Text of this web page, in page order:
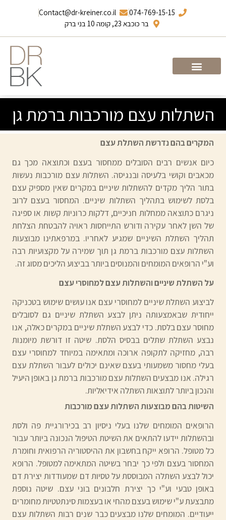
074-769-15-15
Contact@dr-kreiner.co.il
בר כוכבא 23, קומה 10 בני ברק
השתלות עצם מורכבות ברמת גן
המקרים בהם נדרשת השתלת עצם
כיום אנשים רבים הסובלים ממחסור בעצם וכתוצאה מכך גם
מכאבים וקושי בלעיסה ובנגיסה. השתלות עצם מורכבות נעשות
בתור הליך מקדים להשתלות שיניים במקרים שאין מספיק עצם
בלסת לשימוש בתהליך השתלות שיניים. המחסור בעצם לרוב
ניגרם כתוצאה ממחלות חניכיים, דלקות כרוניות קשות או ספיגה
של השן לאחר עקירה ודורש התייחסות ראויה להבטחת הצלחת
תהליך השתלת השיניים שמגיע לאחריו. במרפאתינו מבוצעות
השתלות עצם מורכבות ברמת גן תוך שמירה על מקצועיות רבה
וע"י הרופאים המומחים והמנוסים ביותר בביצוע הליכים מסוג זה.
על השתלת שיניים והשתלות עצם למחוסרי עצם
לביצוע השתלת שיניים למחוסרי עצם אנו עושים שימוש בטכניקה
ייחודית שבאמצעותה ניתן לבצע השתלת שיניים גם לסובלים
מחוסר עצם בלסת. כדי לבצע השתלת שיניים במקרים כאלה, אנו
נבצע השתלת שתלים בבסיס הלסת. שיטה זו דורשת מיומנות
רבה, מחזיקה לתקופה ארוכה ומתאימה במיוחד למחוסרי עצם
בעלי מחסור משמעותי בעצם שאינם יכולים לעבור השתלת עצם
רגילה. אנו מבצעים השתלות עצם מורכבות ברמת גן באופן היעיל
והנכון ביותר לתוצאות השתלה אידיאליות.
השיטות בהם מבוצעות השתלות עצם מורכבות
הרופאים המומחים שלנו בעלי ניסיון רב בכירורגיית פה ולסת
ובהשתלות יידעו להתאים את השיטת הטיפול הנכונה ביותר עבור
כל מטופל. הרופא ייקח בחשבון את ההיסטוריה הרפואית וחומרת
המחסור בעצם ולפי כך יבחר בשיטה המתאימה למטופל. הרופא
יכול לבצע השתלה המבוססת על טסיות דם שמעודדות יצירת דם
באופן טבעי וע"י כך יצירת חלבונים בוני עצם. שיטה נוספת
מתבצעת ע"י שימוש בעצם מהחי או בעצמות סינתטטיות מחומרים
ייעודיים. המומחים שלנו מבצעים כבר שנים רבות השתלות עצם